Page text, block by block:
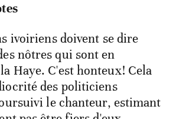
ivoiriens doivent se dire
nôtres qui sont en
Haye. C'est honteux! Cela
des politiciens
le chanteur, estimant